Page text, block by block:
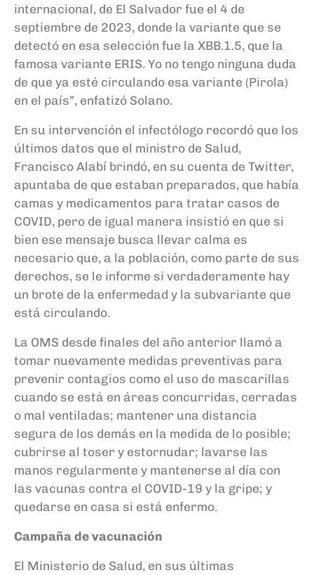
internacional, de El Salvador fue el 4 de
septiembre de 2023, donde la variante que se
detectó en esa selección fue la XBB.1.5, que la
famosa variante ERIS. Yo no tengo ninguna duda
de que ya esté circulando esa variante (Pirola)
en el país”, enfatizó Solano.
En su intervención el infectólogo recordó que los
últimos datos que el ministro de Salud,
Francisco Alabí brindó, en su cuenta de Twitter,
apuntaba de que estaban preparados, que había
camas y medicamentos para tratar casos de
COVID, pero de igual manera insistió en que si
bien ese mensaje busca llevar calma es
necesario que, a la población, como parte de sus
derechos, se le informe si verdaderamente hay
un brote de la enfermedad y la subvariante que
está circulando.
La OMS desde finales del año anterior llamó a
tomar nuevamente medidas preventivas para
prevenir contagios como el uso de mascarillas
cuando se está en áreas concurridas, cerradas
o mal ventiladas; mantener una distancia
segura de los demás en la medida de lo posible;
cubrirse al toser y estornudar; lavarse las
manos regularmente y mantenerse al día con
las vacunas contra el COVID-19 y la gripe; y
quedarse en casa si está enfermo.
Campaña de vacunación
El Ministerio de Salud, en sus últimas